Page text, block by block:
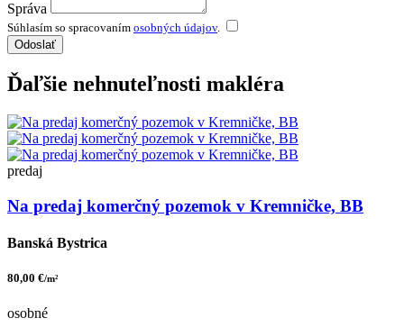
Správa
Súhlasím so spracovaním osobných údajov.
Odoslať
Ďaľšie nehnuteľnosti makléra
predaj
Na predaj komerčný pozemok v Kremničke, BB
Banská Bystrica
80,00 €/m²
osobné